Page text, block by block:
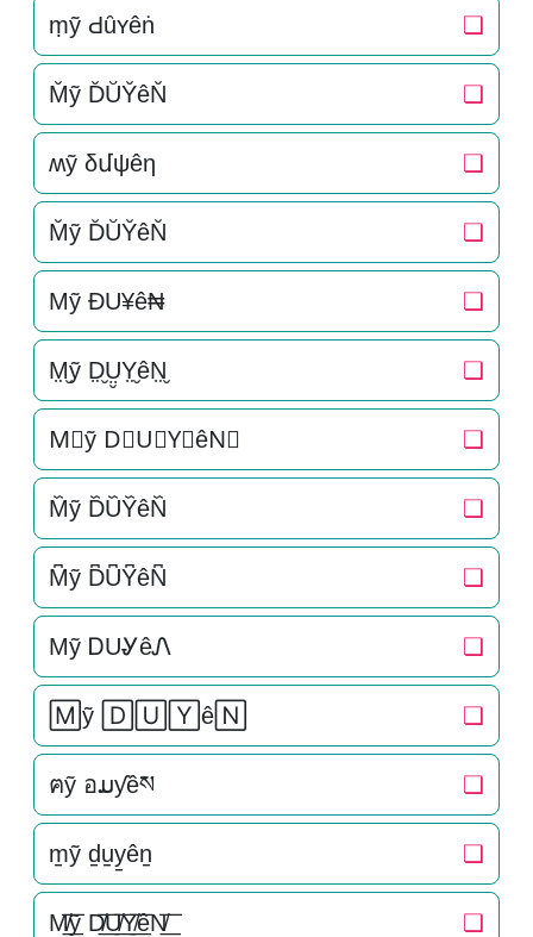
ṃỹ Ԁȗʏêṅ ❏
M̆ỹ D̆ŬY̆êN̆ ❏
ʍỹ δմψêη ❏
M̆ỹ D̆ŬY̆êN̆ ❏
Mỹ ÐU¥ê₦ ❏
M̤̮ỹ D̤̮Ṳ̮Y̤̮êN̤̮ ❏
M⃘ỹ D⃘U⃘Y⃘êN⃘ ❏
M᷈ỹ D᷈U᷈Y᷈êN᷈ ❏
M͆ỹ D͆U͆Y͆êN͆ ❏
Mỹ ᎠUᎽêᏁ ❏
🄼ỹ 🄳🅄🅈ê🄽 ❏
ฅỹ อມƴêས ❏
m̠ỹ d̠u̠y̠ên̠ ❏
M̸͟͞ỹ D̸͟͞U̸͟͞Y̸͟͞êN̸͟͞ ❏